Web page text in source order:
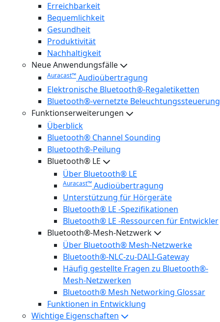
Erreichbarkeit
Bequemlichkeit
Gesundheit
Produktivität
Nachhaltigkeit
Neue Anwendungsfälle
Auracast™ Audioübertragung
Elektronische Bluetooth®-Regaletiketten
Bluetooth®-vernetzte Beleuchtungssteuerung
Funktionserweiterungen
Überblick
Bluetooth® Channel Sounding
Bluetooth®-Peilung
Bluetooth® LE
Über Bluetooth® LE
Auracast™ Audioübertragung
Unterstützung für Hörgeräte
Bluetooth® LE -Spezifikationen
Bluetooth® LE -Ressourcen für Entwickler
Bluetooth®-Mesh-Netzwerk
Über Bluetooth® Mesh-Netzwerke
Bluetooth®-NLC-zu-DALI-Gateway
Häufig gestellte Fragen zu Bluetooth®-
Mesh-Netzwerken
Bluetooth® Mesh Networking Glossar
Funktionen in Entwicklung
Wichtige Eigenschaften